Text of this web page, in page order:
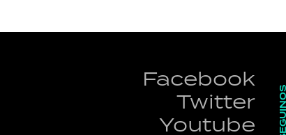
Facebook
Twitter
Youtube